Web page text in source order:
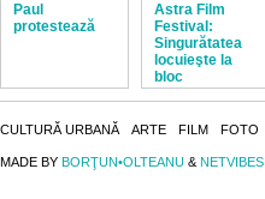
Paul
protestează
Astra Film
Festival:
Singurătatea
locuieşte la
bloc
CULTURĂ URBANĂ ARTE FILM FOTO
MADE BY BORŢUN•OLTEANU & NETVIBES